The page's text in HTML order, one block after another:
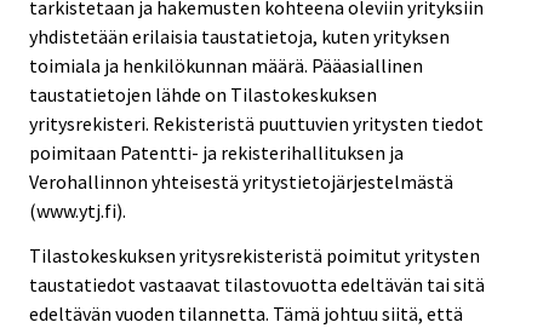
tarkistetaan ja hakemusten kohteena oleviin yrityksiin
yhdistetään erilaisia taustatietoja, kuten yrityksen
toimiala ja henkilökunnan määrä. Pääasiallinen
taustatietojen lähde on Tilastokeskuksen
yritysrekisteri. Rekisteristä puuttuvien yritysten tiedot
poimitaan Patentti- ja rekisterihallituksen ja
Verohallinnon yhteisestä yritystietojärjestelmästä
(www.ytj.fi).
Tilastokeskuksen yritysrekisteristä poimitut yritysten
taustatiedot vastaavat tilastovuotta edeltävän tai sitä
edeltävän vuoden tilannetta. Tämä johtuu siitä, että